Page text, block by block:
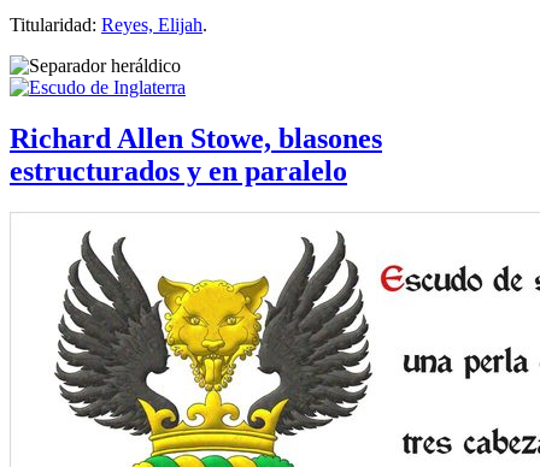
Titularidad: Reyes, Elijah.
Richard Allen Stowe, blasones
estructurados y en paralelo